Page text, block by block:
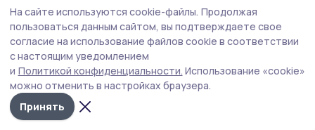
программы «Герои Тамбовщины». Эта
программа разрабатывалась по инициативе
Евгения Первышова — выпускника
федеральной программы «Время героев», и
реализовывалась вместе с его коллегами по
программе — Алексеем Кондратьевым и
На сайте используются cookie-файлы. Продолжая
пользоваться данным сайтом, вы подтверждаете свое
согласие на использование файлов cookie в соответствии
с настоящим уведомлением
и Политикой конфиденциальности. Использование «cookie»
можно отменить в настройках браузера.
Принять